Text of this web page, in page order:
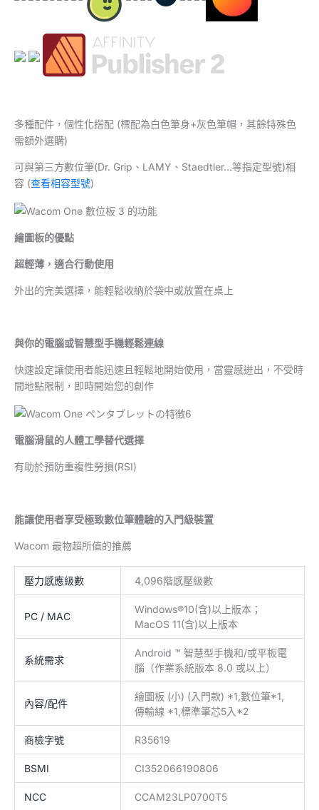
多種配件，個性化搭配 (標配為白色筆身+灰色筆帽，其餘特殊色
需額外選購)
可與第三方數位筆(Dr. Grip、LAMY、Staedtler…等指定型號)相
容 (查看相容型號)
繪圖板的優點
超輕薄，適合行動使用
外出的完美選擇，能輕鬆收納於袋中或放置在桌上
與你的電腦或智慧型手機輕鬆連線
快速設定讓使用者能迅速且輕鬆地開始使用，當靈感迸出，不受時
間地點限制，即時開始您的創作
電腦滑鼠的人體工學替代選擇
有助於預防重複性勞損(RSI)
能讓使用者享受極致數位筆體驗的入門級裝置
Wacom 最物超所值的推薦
壓力感應級數 4,096階感壓級數
PC / MAC
Windows®10(含)以上版本；
MacOS 11(含)以上版本
系統需求
Android ™ 智慧型手機和/或平板電
腦（作業系統版本 8.0 或以上）
內容/配件
繪圖板 (小) (入門款) *1,數位筆*1,
傳輸線 *1,標準筆芯5入*2
商檢字號 R35619
BSMI CI352066190806
NCC CCAM23LP0700T5